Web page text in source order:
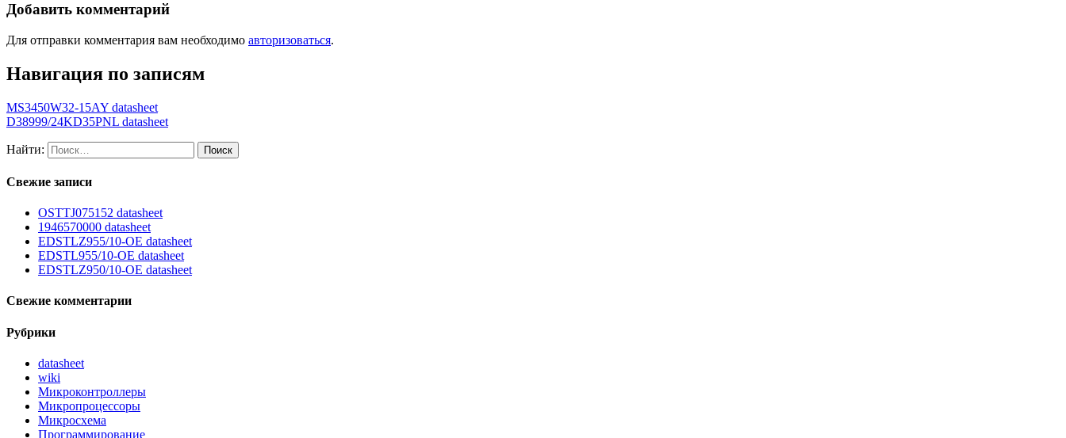
Добавить комментарий
Для отправки комментария вам необходимо авторизоваться.
Навигация по записям
MS3450W32-15AY datasheet
D38999/24KD35PNL datasheet
Найти:
Свежие записи
OSTTJ075152 datasheet
1946570000 datasheet
EDSTLZ955/10-OE datasheet
EDSTL955/10-OE datasheet
EDSTLZ950/10-OE datasheet
Свежие комментарии
Рубрики
datasheet
wiki
Микроконтроллеры
Микропроцессоры
Микросхема
Программирование